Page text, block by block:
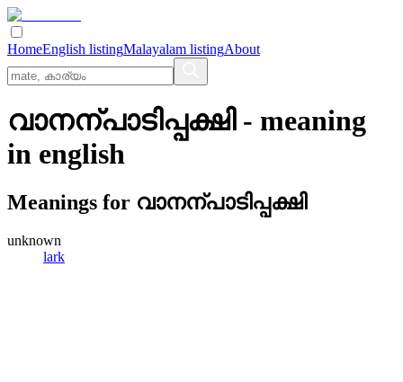
HomeEnglish listingMalayalam listingAbout
വാനന്പാടിപ്പക്ഷി- meaning
in english
Meanings for വാനന്പാടിപ്പക്ഷി
unknown
lark